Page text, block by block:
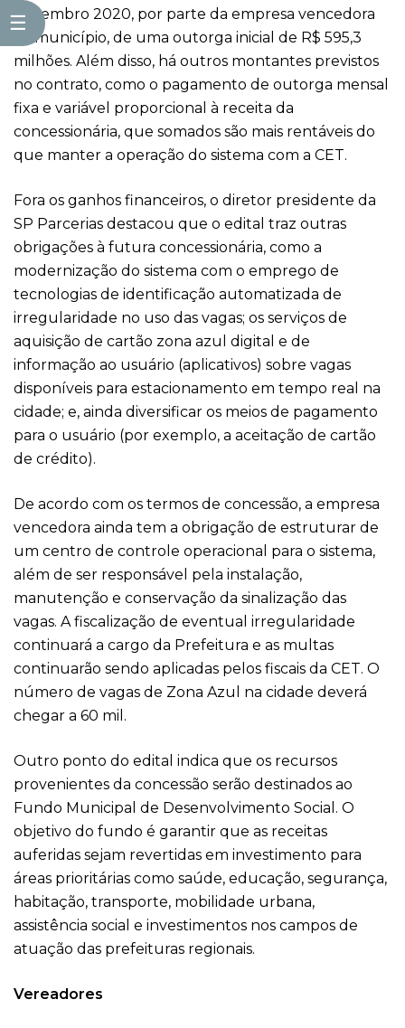
☰
dezembro 2020, por parte da empresa vencedora
ao município, de uma outorga inicial de R$ 595,3
milhões. Além disso, há outros montantes previstos
no contrato, como o pagamento de outorga mensal
fixa e variável proporcional à receita da
concessionária, que somados são mais rentáveis do
que manter a operação do sistema com a CET.
Fora os ganhos financeiros, o diretor presidente da
SP Parcerias destacou que o edital traz outras
obrigações à futura concessionária, como a
modernização do sistema com o emprego de
tecnologias de identificação automatizada de
irregularidade no uso das vagas; os serviços de
aquisição de cartão zona azul digital e de
informação ao usuário (aplicativos) sobre vagas
disponíveis para estacionamento em tempo real na
cidade; e, ainda diversificar os meios de pagamento
para o usuário (por exemplo, a aceitação de cartão
de crédito).
De acordo com os termos de concessão, a empresa
vencedora ainda tem a obrigação de estruturar de
um centro de controle operacional para o sistema,
além de ser responsável pela instalação,
manutenção e conservação da sinalização das
vagas. A fiscalização de eventual irregularidade
continuará a cargo da Prefeitura e as multas
continuarão sendo aplicadas pelos fiscais da CET. O
número de vagas de Zona Azul na cidade deverá
chegar a 60 mil.
Outro ponto do edital indica que os recursos
provenientes da concessão serão destinados ao
Fundo Municipal de Desenvolvimento Social. O
objetivo do fundo é garantir que as receitas
auferidas sejam revertidas em investimento para
áreas prioritárias como saúde, educação, segurança,
habitação, transporte, mobilidade urbana,
assistência social e investimentos nos campos de
atuação das prefeituras regionais.
Vereadores